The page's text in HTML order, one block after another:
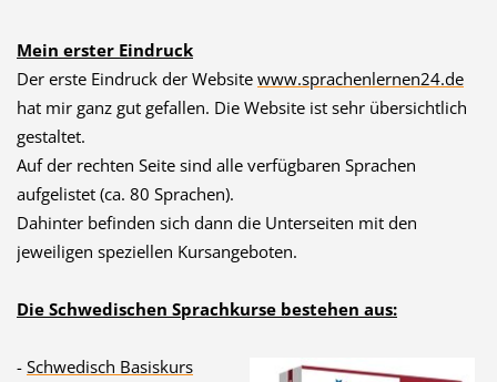
Mein erster Eindruck
Der erste Eindruck der Website www.sprachenlernen24.de
hat mir ganz gut gefallen. Die Website ist sehr übersichtlich
gestaltet.
Auf der rechten Seite sind alle verfügbaren Sprachen
aufgelistet (ca. 80 Sprachen).
Dahinter befinden sich dann die Unterseiten mit den
jeweiligen speziellen Kursangeboten.
Die Schwedischen Sprachkurse bestehen aus:
- Schwedisch Basiskurs